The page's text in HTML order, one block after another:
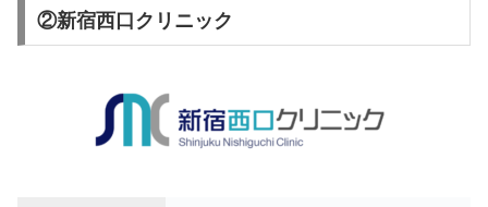
②新宿西口クリニック